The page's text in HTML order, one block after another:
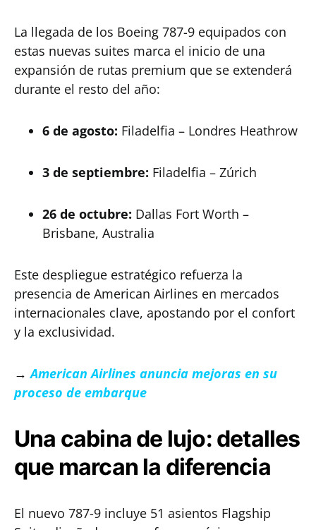
La llegada de los Boeing 787-9 equipados con
estas nuevas suites marca el inicio de una
expansión de rutas premium que se extenderá
durante el resto del año:
6 de agosto: Filadelfia – Londres Heathrow
3 de septiembre: Filadelfia – Zúrich
26 de octubre: Dallas Fort Worth –
Brisbane, Australia
Este despliegue estratégico refuerza la
presencia de American Airlines en mercados
internacionales clave, apostando por el confort
y la exclusividad.
→American Airlines anuncia mejoras en su
proceso de embarque
Una cabina de lujo: detalles
que marcan la diferencia
El nuevo 787-9 incluye 51 asientos Flagship